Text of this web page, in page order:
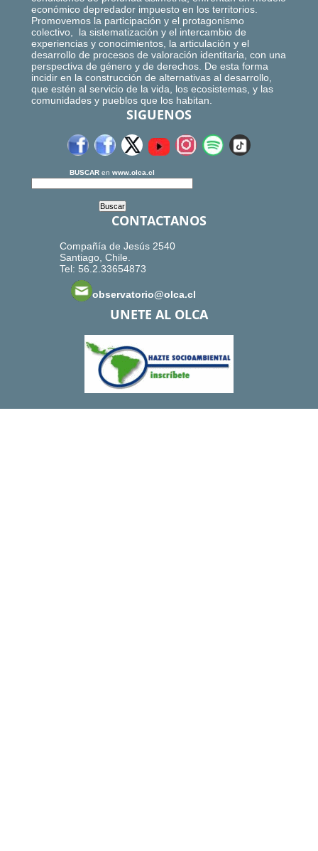
económico depredador impuesto en los territorios.
Promovemos la participación y el protagonismo
colectivo, la sistematización y el intercambio de
experiencias y conocimientos, la articulación y el
desarrollo de procesos de valoración identitaria, con una
perspectiva de género y de derechos. De esta forma
incidir en la construcción de alternativas al desarrollo,
que estén al servicio de la vida, los ecosistemas, y las
comunidades y pueblos que los habitan.
SIGUENOS
BUSCAR en www.olca.cl
CONTACTANOS
Compañía de Jesús 2540
Santiago, Chile.
Tel: 56.2.33654873
observatorio@olca.cl
UNETE AL OLCA